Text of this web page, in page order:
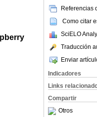
Referencias
Como citar
SciELO
Traducción
Enviar
Indicadores
Links
Compartir
Otros